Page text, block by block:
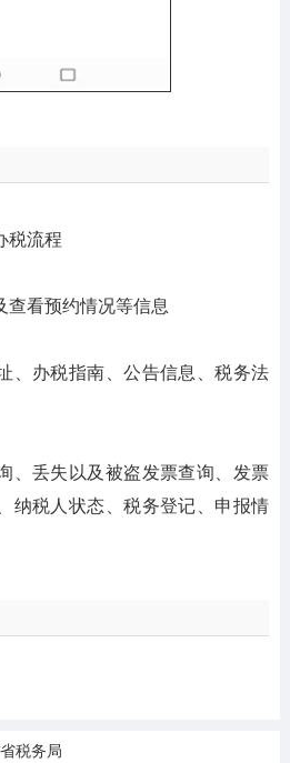
税流程
查看预约情况等信息
、办税指南、公告信息、税务法
、丢失以及被盗发票查询、发票
纳税人状态、税务登记、申报情
税务局